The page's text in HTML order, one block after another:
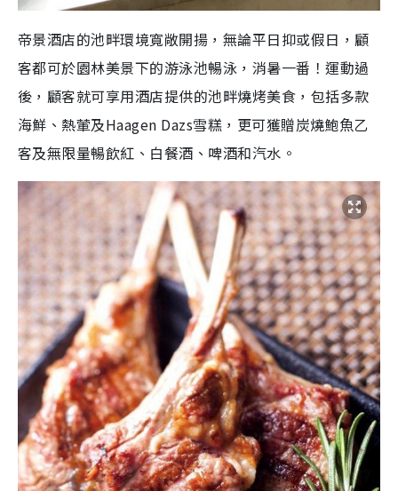
帝景酒店的池畔環境寬敞開揚，無論平日抑或假日，顧
客都可於園林美景下的游泳池暢泳，消暑一番！運動過
後，顧客就可享用酒店提供的池畔燒烤美食，包括多款
海鮮、熱葷及Haagen Dazs雪糕，更可獲贈炭燒鮑魚乙
客及無限量暢飲紅、白餐酒、啤酒和汽水。